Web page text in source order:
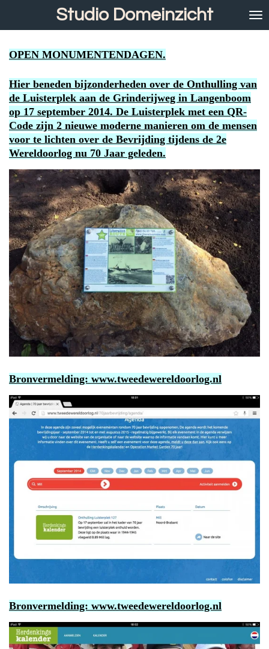
de
Studio Domeinzicht
OPEN MONUMENTENDAGEN.
Hier beneden bijzonderheden over de Onthulling van
de Luisterplek aan de Grinderijweg in Langenboom
op 17 september 2014. De Luisterplek met een QR-
Code zijn 2 nieuwe moderne manieren om de mensen
voor te lichten over de Bevrijding tijdens de 2e
Wereldoorlog nu 70 Jaar geleden.
Bronvermelding: www.tweedewereldoorlog.nl
Bronvermelding: www.tweedewereldoorlog.nl